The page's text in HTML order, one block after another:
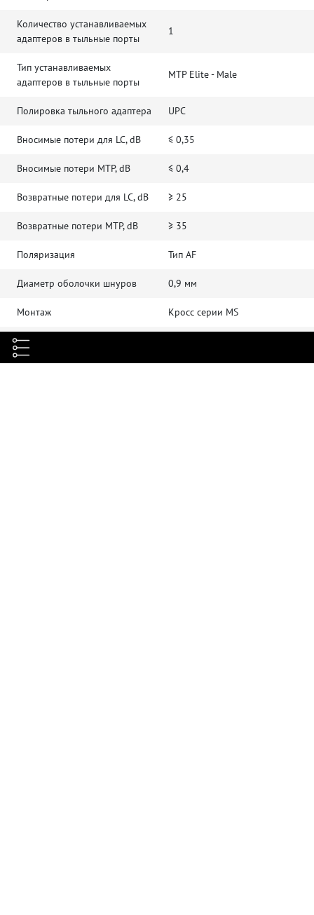
Количество устанавливаемых
адаптеров в тыльные порты
1
Тип устанавливаемых
адаптеров в тыльные порты
MTP Elite - Male
Полировка тыльного адаптера UPC
Вносимые потери для LC, dB ≤ 0,35
Вносимые потери MTP, dB ≤ 0,4
Возвратные потери для LC, dB ≥ 25
Возвратные потери MTP, dB ≥ 35
Поляризация Тип AF
Диаметр оболочки шнуров 0,9 мм
Монтаж Кросс серии MS
Цвет